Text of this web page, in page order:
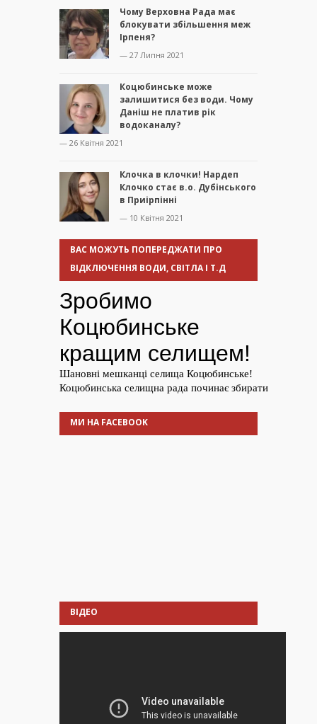
Чому Верховна Рада має
блокувати збільшення меж
Ірпеня?
— 27 Липня 2021
Коцюбинське може
залишитися без води. Чому
Даніш не платив рік
водоканалу?
— 26 Квітня 2021
Клочка в клочки! Нардеп
Клочко стає в.о. Дубінського
в Приірпінні
— 10 Квітня 2021
ВАС МОЖУТЬ ПОПЕРЕДЖАТИ ПРО
ВІДКЛЮЧЕННЯ ВОДИ, СВІТЛА І Т.Д
МИ НА FACEBOOK
ВІДЕО